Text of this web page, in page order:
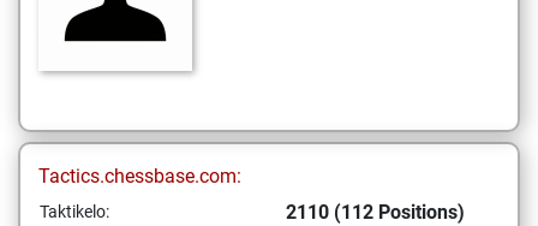
Tactics.chessbase.com:
Taktikelo: 2110 (112 Positions)